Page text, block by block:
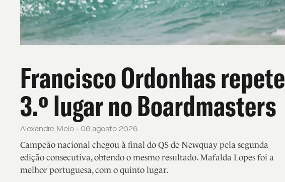
Francisco Ordonhas repete
3.º lugar no Boardmasters
Alexandre Melo - 06 agosto 2026
Campeão nacional chegou à final do QS de Newquay pela segunda
edição consecutiva, obtendo o mesmo resultado. Mafalda Lopes foi a
melhor portuguesa, com o quinto lugar.